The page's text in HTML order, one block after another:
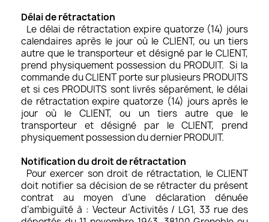
Délai de rétractation
Le délai de rétractation expire quatorze (14) jours
calendaires après le jour où le CLIENT, ou un tiers
autre que le transporteur et désigné par le CLIENT,
prend physiquement possession du PRODUIT. Si la
commande du CLIENT porte sur plusieurs PRODUITS
et si ces PRODUITS sont livrés séparément, le délai
de rétractation expire quatorze (14) jours après le
jour où le CLIENT, ou un tiers autre que le
transporteur et désigné par le CLIENT, prend
physiquement possession du dernier PRODUIT.
Notification du droit de rétractation
Pour exercer son droit de rétractation, le CLIENT
doit notifier sa décision de se rétracter du présent
contrat au moyen d’une déclaration dénuée
d’ambiguïté à : Vecteur Activités / LG1, 33 rue des